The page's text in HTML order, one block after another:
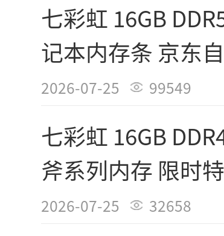
兼容性上，雷
支持XMP 3.0一键
轻松开启预设频率
序。对于追求最新
可作为系统启动盘
存的补充，实现双
七彩虹 16GB
记本内存条 京东
1299元
2026-07-25 99549
七彩虹 16GB
斧系列内存 限时
2026-07-25 32658